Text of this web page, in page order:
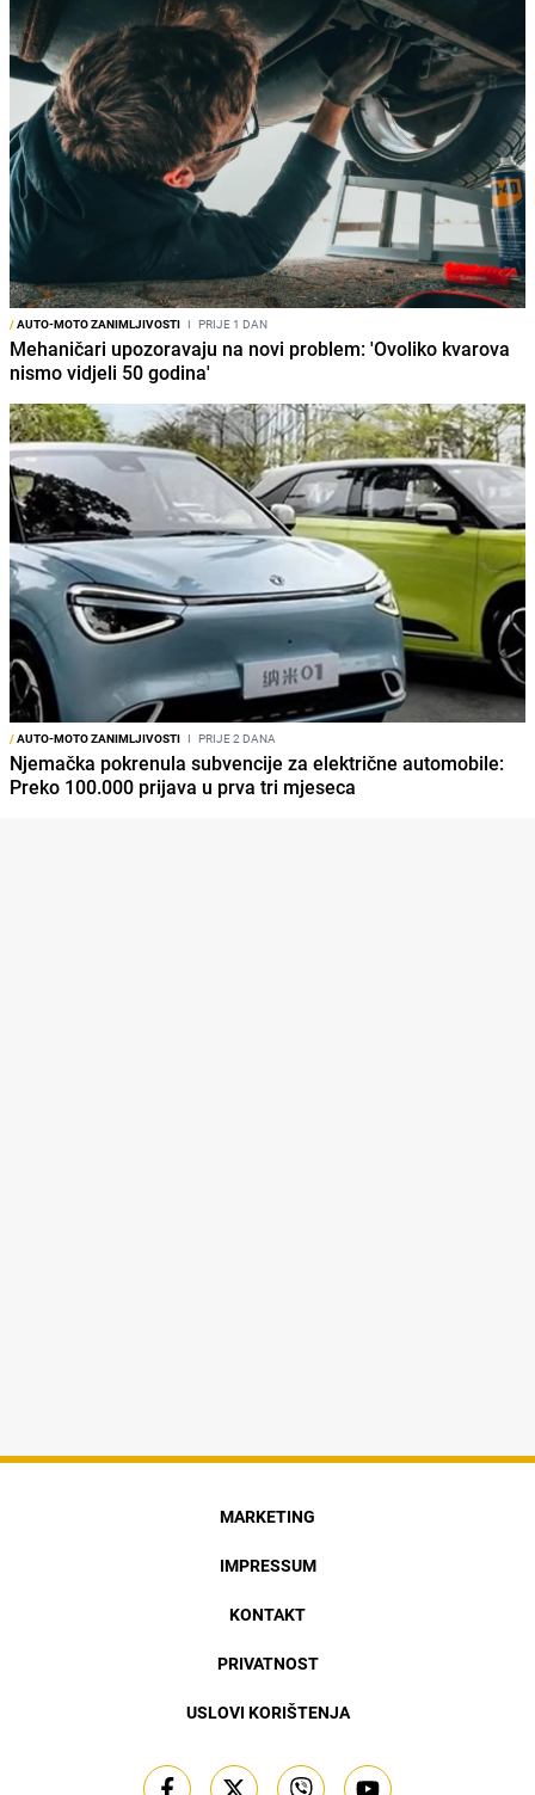
/AUTO-MOTO ZANIMLJIVOSTI I PRIJE 1 DAN
Mehaničari upozoravaju na novi problem: 'Ovoliko kvarova
nismo vidjeli 50 godina'
/AUTO-MOTO ZANIMLJIVOSTI I PRIJE 2 DANA
Njemačka pokrenula subvencije za električne automobile:
Preko 100.000 prijava u prva tri mjeseca
MARKETING
IMPRESSUM
KONTAKT
PRIVATNOST
USLOVI KORIŠTENJA